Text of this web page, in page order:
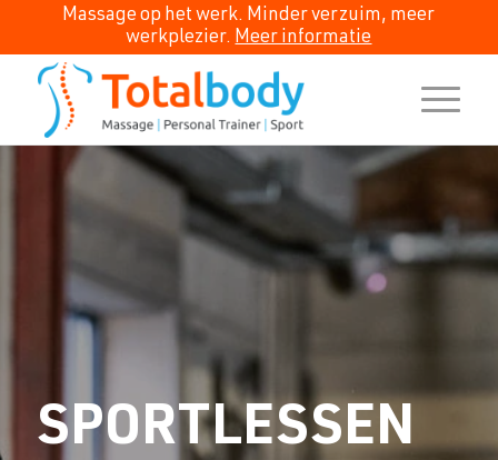
Massage op het werk. Minder verzuim, meer
werkplezier. Meer informatie
SPORTLESSEN